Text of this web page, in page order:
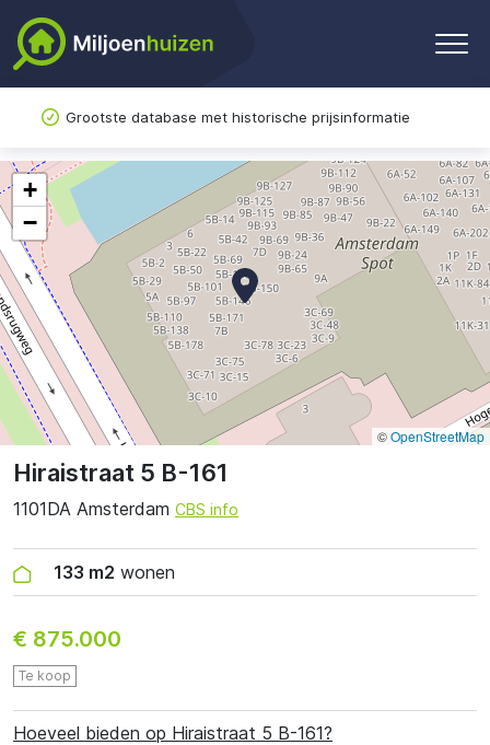
Grootste database met historische prijsinformatie
Hiraistraat 5 B-161
1101DA Amsterdam CBS info
133 m2 wonen
€ 875.000
Te koop
Hoeveel bieden op Hiraistraat 5 B-161?
+
−
©OpenStreetMap